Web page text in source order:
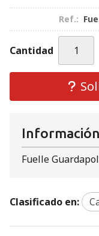
Ref.:
Cantidad
Información
Fuelle
Clasificado en: